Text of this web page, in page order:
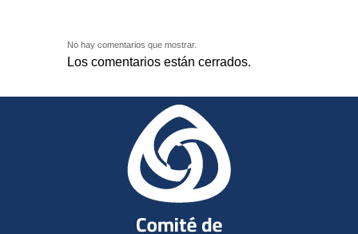
No hay comentarios que mostrar.
Los comentarios están cerrados.